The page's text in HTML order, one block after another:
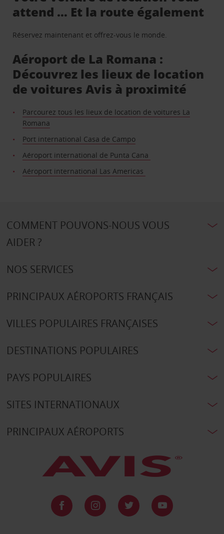
attend … Et la route également
Réservez maintenant et offrez-vous le monde.
Aéroport de La Romana :
Découvrez les lieux de location
de voitures Avis à proximité
Parcourez tous les lieux de location de voitures La
Romana
Port international Casa de Campo
Aéroport international de Punta Cana
Aéroport international Las Americas
COMMENT POUVONS-NOUS VOUS
AIDER ?
NOS SERVICES
PRINCIPAUX AÉROPORTS FRANÇAIS
VILLES POPULAIRES FRANÇAISES
DESTINATIONS POPULAIRES
PAYS POPULAIRES
SITES INTERNATIONAUX
PRINCIPAUX AÉROPORTS